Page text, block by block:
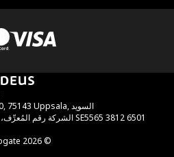
Gotogate International AB, Box 1340, 75143 Uppsala, السويد
الشركة رقم المُعرِّف، 556538-1265 رقم الضريبة على القيمة المضافة SE5565 3812 6501
© 2026 Gotogate. جميع الحقوق محفوظة.